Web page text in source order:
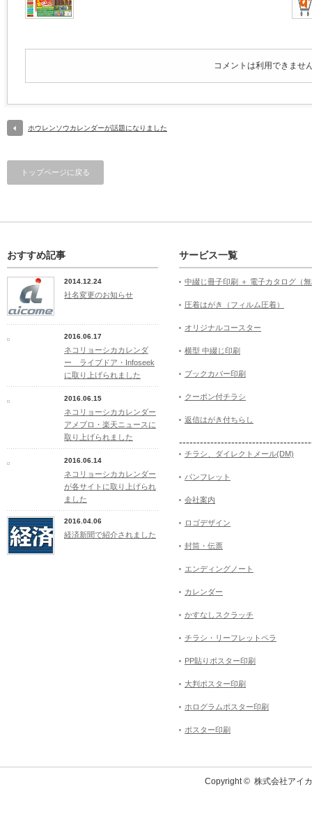
コメントは利用できませ
ホウレンソウカレンダーが話題になりました
トップページに戻る
おすすめ記事
2014.12.24
社名変更のお知らせ
2016.06.17
ネコリョーシカカレンダ
ー ライブドア・Infoseek
に取り上げられました
2016.06.15
ネコリョーシカカレンダー
アメブロ・楽天ニュースに
取り上げられました
2016.06.14
ネコリョーシカカレンダー
が各サイトに取り上げられ
ました
2016.04.06
経済新聞で紹介されました
サービス一覧
中綴じ冊子印刷 ＋ 電子カタログ（
圧着はがき（フィルム圧着）
オリジナルコースター
横型 中綴じ印刷
ブックカバー印刷
クーポン付チラシ
返信はがき付ちらし
チラシ、ダイレクトメール(DM)
パンフレット
会社案内
ロゴデザイン
封筒・伝票
エンディングノート
カレンダー
かすなしスクラッチ
チラシ・リーフレットペラ
PP貼りポスター印刷
大判ポスター印刷
ホログラムポスター印刷
ポスター印刷
Copyright © 株式会社アイ